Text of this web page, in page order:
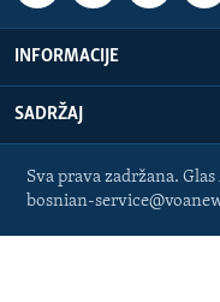
INFORMACIJE
SADRŽAJ
Sva prava zadržana.
bosnian-